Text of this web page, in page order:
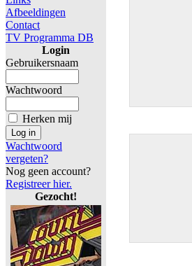
Afbeeldingen
Contact
TV Programma DB
Login
Gebruikersnaam
Wachtwoord
Herken mij
Wachtwoord
vergeten?
Nog geen account?
Registreer hier.
Gezocht!